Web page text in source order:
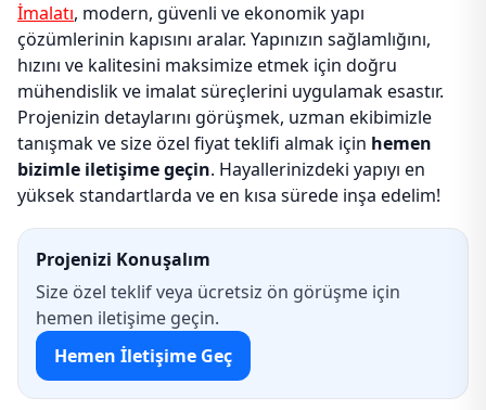
İmalatı, modern, güvenli ve ekonomik yapı
çözümlerinin kapısını aralar. Yapınızın sağlamlığını,
hızını ve kalitesini maksimize etmek için doğru
mühendislik ve imalat süreçlerini uygulamak esastır.
Projenizin detaylarını görüşmek, uzman ekibimizle
tanışmak ve size özel fiyat teklifi almak için hemen
bizimle iletişime geçin. Hayallerinizdeki yapıyı en
yüksek standartlarda ve en kısa sürede inşa edelim!
Projenizi Konuşalım
Size özel teklif veya ücretsiz ön görüşme için
hemen iletişime geçin.
Hemen İletişime Geç